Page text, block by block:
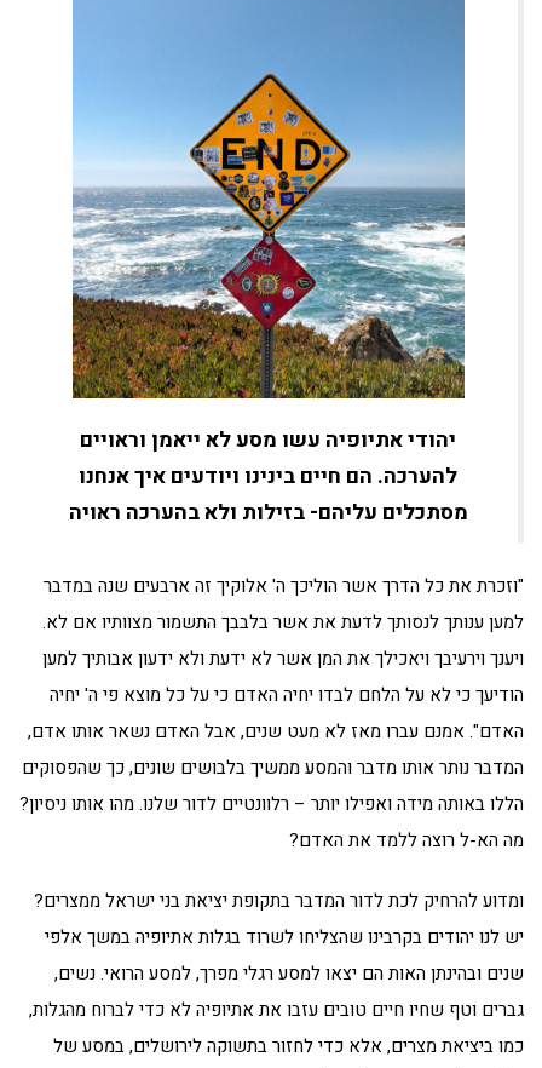
יהודי אתיופיה עשו מסע לא ייאמן וראויים
להערכה. הם חיים בינינו ויודעים איך אנחנו
מסתכלים עליהם- בזילות ולא בהערכה ראויה
"וזכרת את כל הדרך אשר הוליכך ה' אלוקיך זה ארבעים שנה במדבר
למען ענותך לנסותך לדעת את אשר בלבבך התשמור מצוותיו אם לא.
ויענך וירעיבך ויאכילך את המן אשר לא ידעת ולא ידעון אבותיך למען
הודיעך כי לא על הלחם לבדו יחיה האדם כי על כל מוצא פי ה' יחיה
האדם". אמנם עברו מאז לא מעט שנים, אבל האדם נשאר אותו אדם,
המדבר נותר אותו מדבר והמסע ממשיך בלבושים שונים, כך שהפסוקים
הללו באותה מידה ואפילו יותר – רלוונטיים לדור שלנו. מהו אותו ניסיון?
מה הא-ל רוצה ללמד את האדם?
ומדוע להרחיק לכת לדור המדבר בתקופת יציאת בני ישראל ממצרים?
יש לנו יהודים בקרבינו שהצליחו לשרוד בגלות אתיופיה במשך אלפי
שנים ובהינתן האות הם יצאו למסע רגלי מפרך, למסע הרואי. נשים,
גברים וטף שחיו חיים טובים עזבו את אתיופיה לא כדי לברוח מהגלות,
כמו ביציאת מצרים, אלא כדי לחזור בתשוקה לירושלים, במסע של